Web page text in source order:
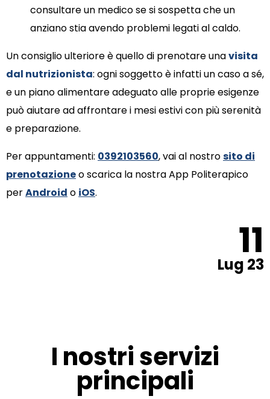
consultare un medico se si sospetta che un
anziano stia avendo problemi legati al caldo.
Un consiglio ulteriore è quello di prenotare unavisita
dal nutrizionista: ogni soggetto è infatti un caso a sé,
e un piano alimentare adeguato alle proprie esigenze
può aiutare ad affrontare i mesi estivi con più serenità
e preparazione.
Per appuntamenti: 0392103560, vai al nostrosito di
prenotazioneo scarica la nostra App Politerapico
perAndroid o iOS.
11
Lug 23
I nostri servizi
principali